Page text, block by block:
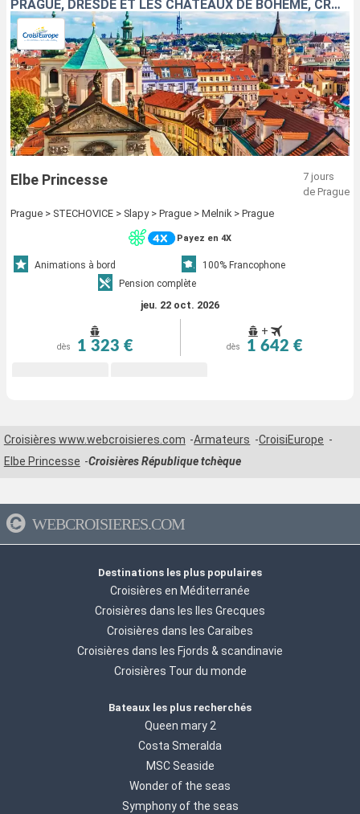
PRAGUE, DRESDE ET LES CHÂTEAUX DE BOHÊME, CROISIÈRE INÉDITE SUR L'ELBE ET LA MOLDAU SAUVAGE
Elbe Princesse
7 jours
de Prague
Prague > STECHOVICE > Slapy > Prague > Melnik > Prague
Payez en 4X
Animations à bord
100% Francophone
Pension complète
jeu. 22 oct. 2026
dès 1 323 €
+
dès 1 642 €
Croisières www.webcroisieres.com Armateurs
CroisiEurope
Elbe Princesse
Croisières République tchèque
WEBCROISIERES.COM
Destinations les plus populaires
Croisières en Méditerranée
Croisières dans les Iles Grecques
Croisières dans les Caraibes
Croisières dans les Fjords & scandinavie
Croisières Tour du monde
Bateaux les plus recherchés
Queen mary 2
Costa Smeralda
MSC Seaside
Wonder of the seas
Symphony of the seas